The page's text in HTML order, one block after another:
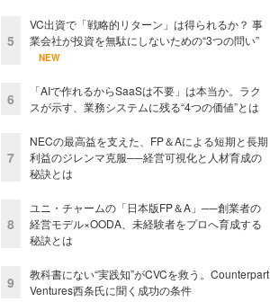
5
VC出資で「戦略的リターン」は得られるか？ 事
業会社が投資を無駄にしないための“3つの問い”
NEW
6
「AIで作れるからSaaSは不要」は本当か。ラク
スが示す、業務システムに残る“4つの価値”とは
7
NECの最高益を支えた、FP＆Aによる短期と長期
利益のジレンマ克服──経営可視化と人材育成の
秘訣とは
8
ユニ・チャームの「日本版FP＆A」──創業者の
経営モデル×OODA、未経験者をプロへ育成する
秘訣とは
9
教科書にない“実践知”がCVCを救う。Counterpart
Ventures西条氏に聞く成功の条件